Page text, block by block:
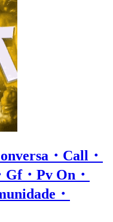
・Call・
・Pv On・
・